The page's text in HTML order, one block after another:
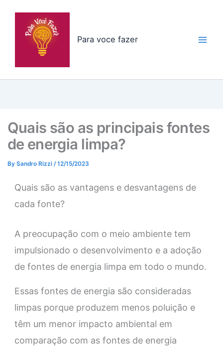
Para voce fazer
Quais são as principais fontes
de energia limpa?
By Sandro Rizzi /12/15/2023
Quais são as vantagens e desvantagens de
cada fonte?
A preocupação com o meio ambiente tem
impulsionado o desenvolvimento e a adoção
de fontes de energia limpa em todo o mundo.
Essas fontes de energia são consideradas
limpas porque produzem menos poluição e
têm um menor impacto ambiental em
comparação com as fontes de energia